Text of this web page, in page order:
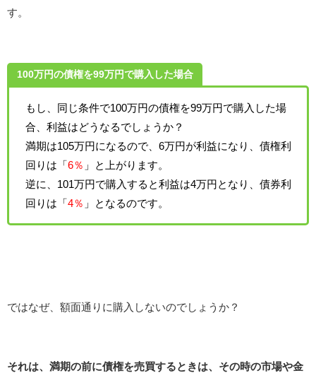
す。
100万円の債権を99万円で購入した場合
もし、同じ条件で100万円の債権を99万円で購入した場
合、利益はどうなるでしょうか？
満期は105万円になるので、6万円が利益になり、債権利
回りは「 6％ 」と上がります。
逆に、101万円で購入すると利益は4万円となり、債券利
回りは「 4％ 」となるのです。
ではなぜ、額面通りに購入しないのでしょうか？
それは、満期の前に債権を売買するときは、その時の市場や金